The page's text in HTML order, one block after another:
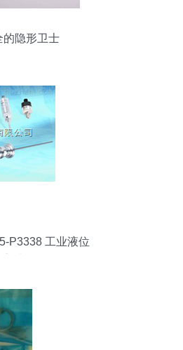
的隐形卫士
P3338 工业液位